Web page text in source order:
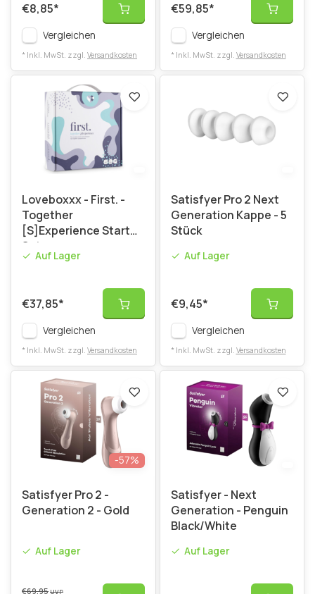
€8,85*
Vergleichen
* Inkl. MwSt. zzgl. Versandkosten
€59,85*
Vergleichen
* Inkl. MwSt. zzgl. Versandkosten
Loveboxxx - First. -
Together
[S]Experience Starter
Set
Auf Lager
€37,85*
Vergleichen
* Inkl. MwSt. zzgl. Versandkosten
Satisfyer Pro 2 Next
Generation Kappe - 5
Stück
Auf Lager
€9,45*
Vergleichen
* Inkl. MwSt. zzgl. Versandkosten
-57%
Satisfyer Pro 2 -
Generation 2 - Gold
Auf Lager
€69,95UVP
Satisfyer - Next
Generation - Penguin
Black/White
Auf Lager